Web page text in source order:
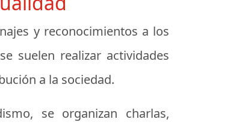
y reconocimientos a los
suelen realizar actividades
a la sociedad.
se organizan charlas,